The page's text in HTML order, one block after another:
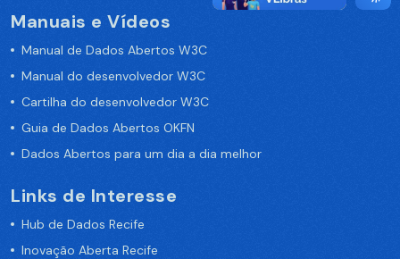
Manuais e Vídeos
Manual de Dados Abertos W3C
Manual do desenvolvedor W3C
Cartilha do desenvolvedor W3C
Guia de Dados Abertos OKFN
Dados Abertos para um dia a dia melhor
Links de Interesse
Hub de Dados Recife
Inovação Aberta Recife